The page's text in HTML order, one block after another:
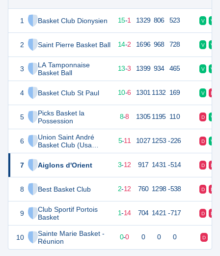
1 Basket Club Dionysien
2 Saint Pierre Basket Ball
3
LA Tamponnaise
Basket Ball
4 Basket Club St Paul
5
Picks Basket la
Possession
6
Union Saint André
Basket Club (Usa
Basket Club)
7
Aiglons d'Orient
8 Best Basket Club
9
Club Sportif Portois
Basket
10
Sainte Marie Basket -
Réunion
31 16 15-1 1329 806 523 V V
30 16 14-2 1696 968 728 V V
29 13-3 1399 934 465 V V
26 10-6 1301 1132 169 V D
8-8 1305 1195 110 D V
21 5-11 1027 1253 -226 D V
18 3-12 917 1431 -514 D D
16 2-12 760 1298 -538 D D
16 1-14 704 1421 -717 D D
0 0-0 0 0 0 D